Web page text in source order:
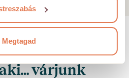
Megtagad
és a terápia
várjunk